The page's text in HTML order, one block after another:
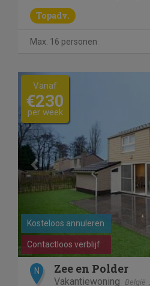
Topadv.
Max. 16 personen
Previous
Contactloos verblijf
Kosteloos annuleren
Vanaf
€230
per week
N Zee en Polder
Vakantiewoning België